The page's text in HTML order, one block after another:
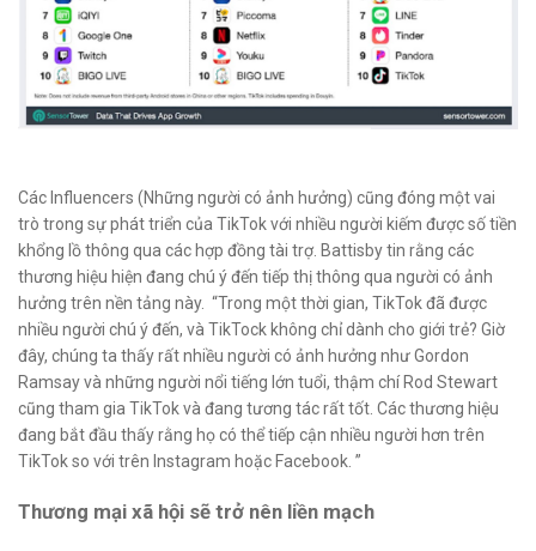
Các Influencers (Những người có ảnh hưởng) cũng đóng một vai
trò trong sự phát triển của TikTok với nhiều người kiếm được số tiền
khổng lồ thông qua các hợp đồng tài trợ. Battisby tin rằng các
thương hiệu hiện đang chú ý đến tiếp thị thông qua người có ảnh
hưởng trên nền tảng này. “Trong một thời gian, TikTok đã được
nhiều người chú ý đến, và TikTock không chỉ dành cho giới trẻ? Giờ
đây, chúng ta thấy rất nhiều người có ảnh hưởng như Gordon
Ramsay và những người nổi tiếng lớn tuổi, thậm chí Rod Stewart
cũng tham gia TikTok và đang tương tác rất tốt. Các thương hiệu
đang bắt đầu thấy rằng họ có thể tiếp cận nhiều người hơn trên
TikTok so với trên Instagram hoặc Facebook. ”
Thương mại xã hội sẽ trở nên liền mạch